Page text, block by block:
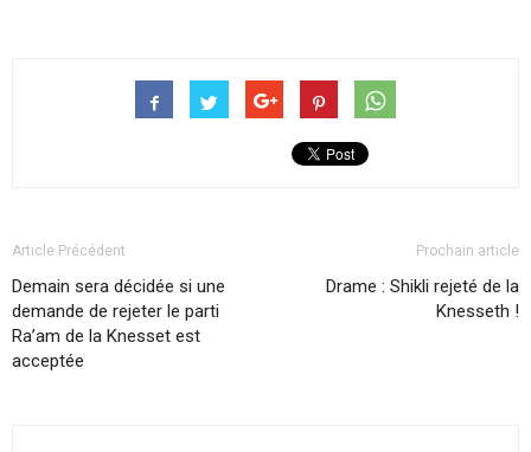
Article Précédent
Demain sera décidée si une
demande de rejeter le parti
Ra’am de la Knesset est
acceptée
Prochain article
Drame : Shikli rejeté de la
Knesseth !